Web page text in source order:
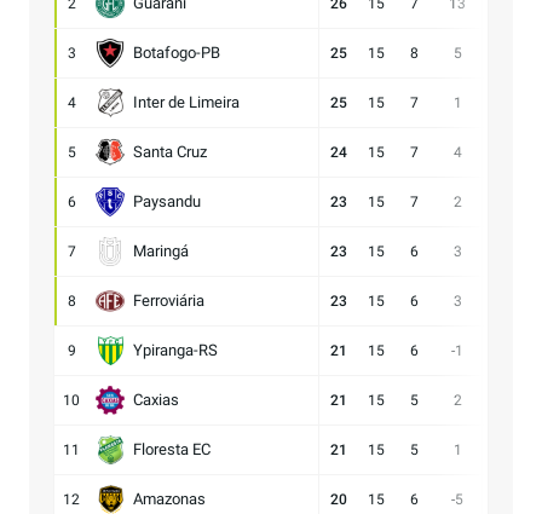
2 26 15 7 13
3 Botafogo-PB 25 15 8 5
4 Inter de Limeira 25 15 7 1
5 Santa Cruz 24 15 7 4
6 Paysandu 23 15 7 2
7 Maringá 23 15 6 3
8 Ferroviária 23 15 6 3
9 Ypiranga-RS 21 15 6 -1
10 Caxias 21 15 5 2
11 Floresta EC 21 15 5 1
12 Amazonas 20 15 6 -5